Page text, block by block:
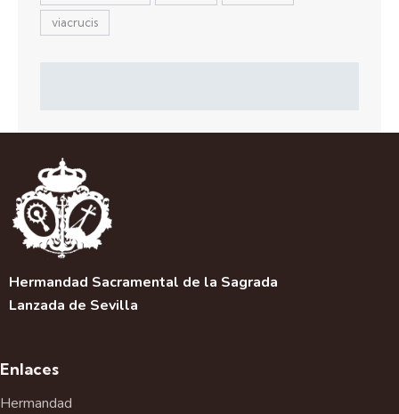
viacrucis
Hermandad Sacramental de la Sagrada
Lanzada de Sevilla
Enlaces
Hermandad